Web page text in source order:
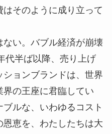
そのように成り立って
い。バブル経済が崩壊
代半ば以降、売り上げ
ョンブランドは、世界
の王座に君臨してい
ルな、いわゆるコスト
恵を、わたしたちは大